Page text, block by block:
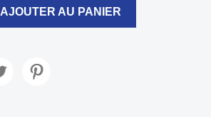
AJOUTER AU PANIER